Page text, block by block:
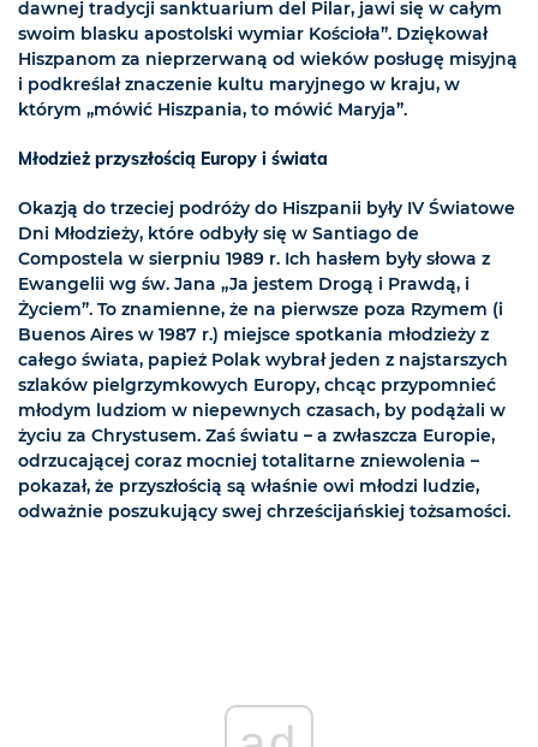
dawnej tradycji sanktuarium del Pilar, jawi się w całym
swoim blasku apostolski wymiar Kościoła”. Dziękował
Hiszpanom za nieprzerwaną od wieków posługę misyjną
i podkreślał znaczenie kultu maryjnego w kraju, w
którym „mówić Hiszpania, to mówić Maryja”.
Młodzież przyszłością Europy i świata
Okazją do trzeciej podróży do Hiszpanii były IV Światowe
Dni Młodzieży, które odbyły się w Santiago de
Compostela w sierpniu 1989 r. Ich hasłem były słowa z
Ewangelii wg św. Jana „Ja jestem Drogą i Prawdą, i
Życiem”. To znamienne, że na pierwsze poza Rzymem (i
Buenos Aires w 1987 r.) miejsce spotkania młodzieży z
całego świata, papież Polak wybrał jeden z najstarszych
szlaków pielgrzymkowych Europy, chcąc przypomnieć
młodym ludziom w niepewnych czasach, by podążali w
życiu za Chrystusem. Zaś światu – a zwłaszcza Europie,
odrzucającej coraz mocniej totalitarne zniewolenia –
pokazał, że przyszłością są właśnie owi młodzi ludzie,
odważnie poszukujący swej chrześcijańskiej tożsamości.